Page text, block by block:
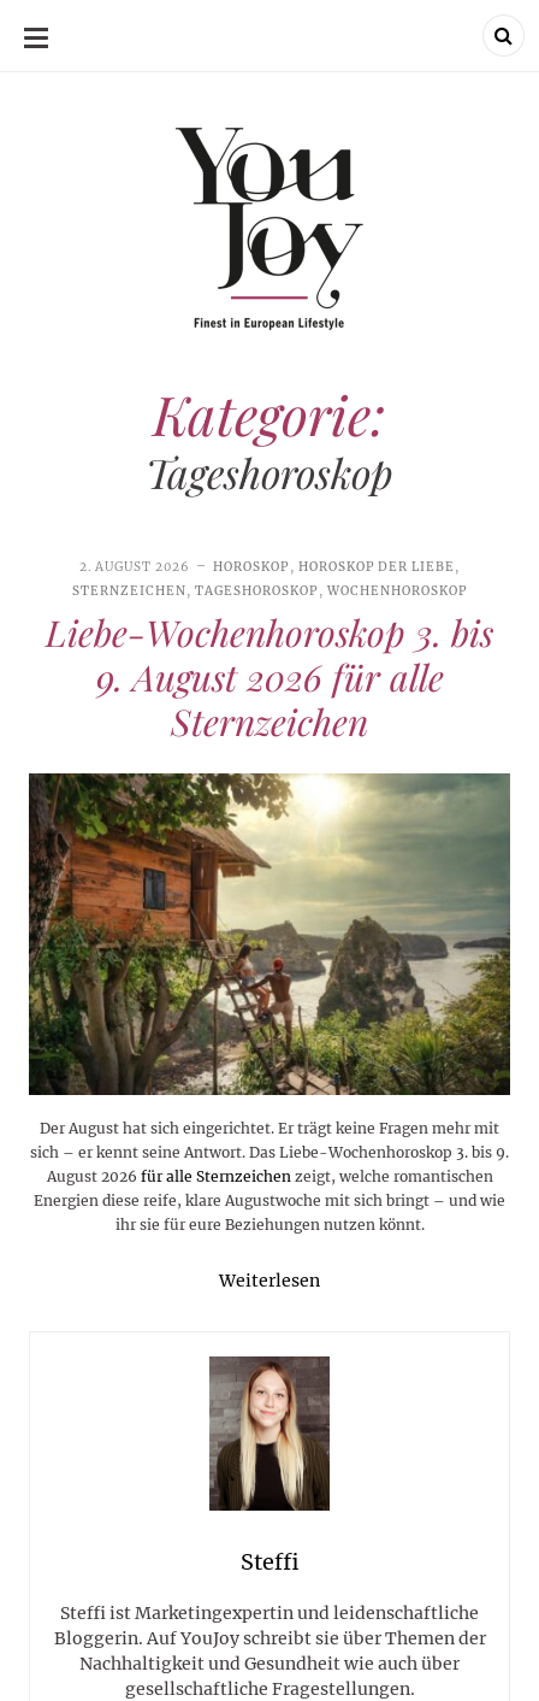
SKIP
Kategorie:
Tageshoroskop
2. AUGUST 2026 HOROSKOP, HOROSKOP DER LIEBE,
STERNZEICHEN,TAGESHOROSKOP, WOCHENHOROSKOP
Liebe-Wochenhoroskop 3. bis
9. August 2026 für alle
Sternzeichen
Der August hat sich eingerichtet. Er trägt keine Fragen mehr mit
sich – er kennt seine Antwort. Das Liebe-Wochenhoroskop 3. bis 9.
August 2026 für alle Sternzeichen zeigt, welche romantischen
Energien diese reife, klare Augustwoche mit sich bringt – und wie
ihr sie für eure Beziehungen nutzen könnt.
Weiterlesen
Steffi
Steffi ist Marketingexpertin und leidenschaftliche
Bloggerin. Auf YouJoy schreibt sie über Themen der
Nachhaltigkeit und Gesundheit wie auch über
gesellschaftliche Fragestellungen.